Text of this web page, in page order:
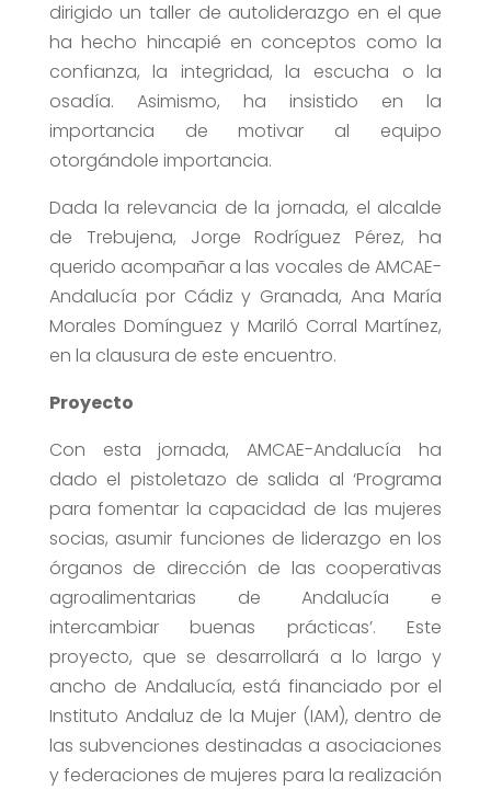
dirigido un taller de autoliderazgo en el que
ha hecho hincapié en conceptos como la
confianza, la integridad, la escucha o la
osadía. Asimismo, ha insistido en la
importancia de motivar al equipo
otorgándole importancia.
Dada la relevancia de la jornada, el alcalde
de Trebujena, Jorge Rodríguez Pérez, ha
querido acompañar a las vocales de AMCAE-
Andalucía por Cádiz y Granada, Ana María
Morales Domínguez y Mariló Corral Martínez,
en la clausura de este encuentro.
Proyecto
Con esta jornada, AMCAE-Andalucía ha
dado el pistoletazo de salida al ‘Programa
para fomentar la capacidad de las mujeres
socias, asumir funciones de liderazgo en los
órganos de dirección de las cooperativas
agroalimentarias de Andalucía e
intercambiar buenas prácticas’. Este
proyecto, que se desarrollará a lo largo y
ancho de Andalucía, está financiado por el
Instituto Andaluz de la Mujer (IAM), dentro de
las subvenciones destinadas a asociaciones
y federaciones de mujeres para la realización